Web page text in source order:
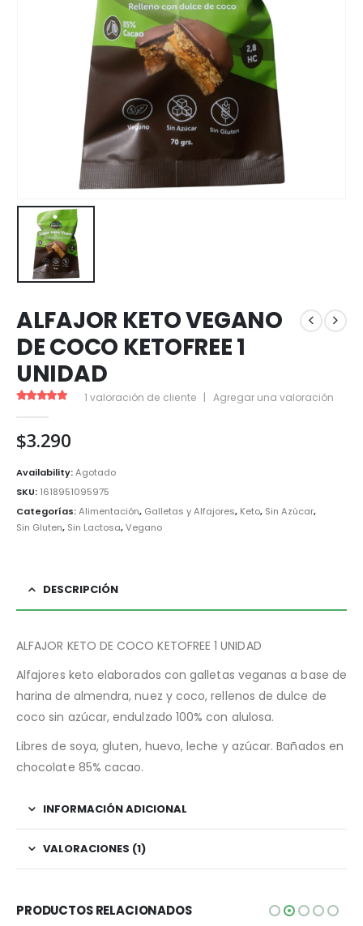
ALFAJOR KETO VEGANO
DE COCO KETOFREE 1
UNIDAD
1 valoración de cliente | Agregar una valoración
$3.290
Availability:Agotado
SKU: 1618951095975
Categorías:Alimentación, Galletas y Alfajores, Keto, Sin Azúcar,
Sin Gluten, Sin Lactosa,Vegano
DESCRIPCIÓN
ALFAJOR KETO DE COCO KETOFREE 1 UNIDAD
Alfajores keto elaborados con galletas veganas a base de
harina de almendra, nuez y coco, rellenos de dulce de
coco sin azúcar, endulzado 100% con alulosa.
Libres de soya, gluten, huevo, leche y azúcar. Bañados en
chocolate 85% cacao.
INFORMACIÓN ADICIONAL
VALORACIONES (1)
PRODUCTOS RELACIONADOS